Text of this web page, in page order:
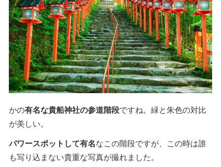
かの有名な貴船神社の参道階段ですね。緑と朱色の対比
が美しい。
パワースポットして有名なこの階段ですが、この時は誰
も写り込まない貴重な写真が撮れました。